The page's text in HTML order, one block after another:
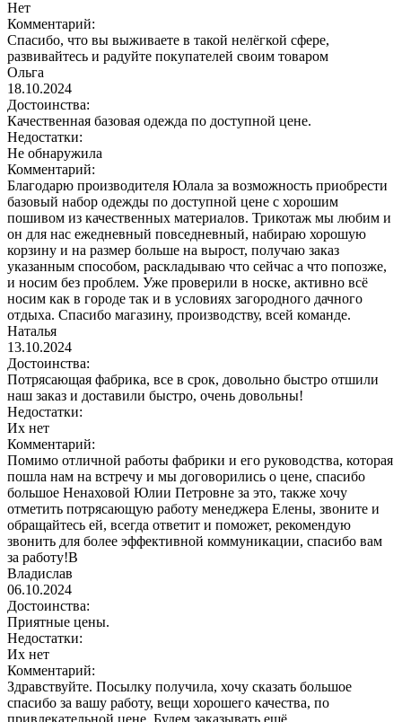
Нет
Комментарий:
Спасибо, что вы выживаете в такой нелёгкой сфере,
развивайтесь и радуйте покупателей своим товаром
Ольга
18.10.2024
Достоинства:
Качественная базовая одежда по доступной цене.
Недостатки:
Не обнаружила
Комментарий:
Благодарю производителя Юлала за возможность приобрести
базовый набор одежды по доступной цене с хорошим
пошивом из качественных материалов. Трикотаж мы любим и
он для нас ежедневный повседневный, набираю хорошую
корзину и на размер больше на вырост, получаю заказ
указанным способом, раскладываю что сейчас а что попозже,
и носим без проблем. Уже проверили в носке, активно всё
носим как в городе так и в условиях загородного дачного
отдыха. Спасибо магазину, производству, всей команде.
Наталья
13.10.2024
Достоинства:
Потрясающая фабрика, все в срок, довольно быстро отшили
наш заказ и доставили быстро, очень довольны!
Недостатки:
Их нет
Комментарий:
Помимо отличной работы фабрики и его руководства, которая
пошла нам на встречу и мы договорились о цене, спасибо
большое Ненаховой Юлии Петровне за это, также хочу
отметить потрясающую работу менеджера Елены, звоните и
обращайтесь ей, всегда ответит и поможет, рекомендую
звонить для более эффективной коммуникации, спасибо вам
за работу!В
Владислав
06.10.2024
Достоинства:
Приятные цены.
Недостатки:
Их нет
Комментарий:
Здравствуйте. Посылку получила, хочу сказать большое
спасибо за вашу работу, вещи хорошего качества, по
привлекательной цене. Будем заказывать ещё.